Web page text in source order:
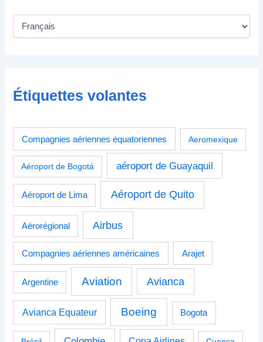
Étiquettes volantes
Compagnies aériennes équatoriennes Aeromexique
Aéroport de Bogotá aéroport de Guayaquil
Aéroport de Lima Aéroport de Quito
Aérorégional Airbus
Compagnies aériennes américaines Arajet
Argentine Aviation Avianca
Avianca Equateur Boeing Bogota